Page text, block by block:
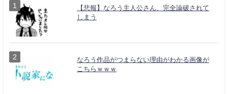
【悲報】なろう主人公さん、完全論破されて
しまう
なろう作品がつまらない理由がわかる画像が
こちらｗｗｗ